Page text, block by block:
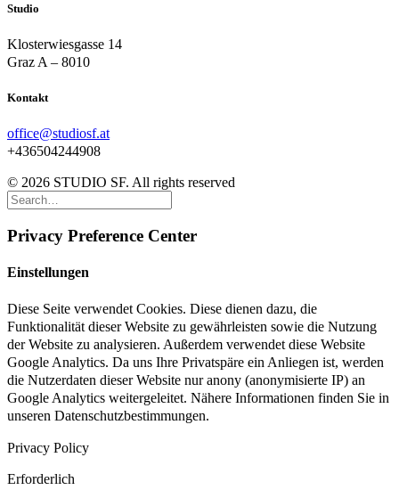
Studio
Klosterwiesgasse 14
Graz A – 8010
Kontakt
office@studiosf.at
+436504244908
© 2026 STUDIO SF. All rights reserved
Privacy Preference Center
Einstellungen
Diese Seite verwendet Cookies. Diese dienen dazu, die
Funktionalität dieser Website zu gewährleisten sowie die Nutzung
der Website zu analysieren. Außerdem verwendet diese Website
Google Analytics. Da uns Ihre Privatspäre ein Anliegen ist, werden
die Nutzerdaten dieser Website nur anony (anonymisierte IP) an
Google Analytics weitergeleitet. Nähere Informationen finden Sie in
unseren Datenschutzbestimmungen.
Privacy Policy
Erforderlich